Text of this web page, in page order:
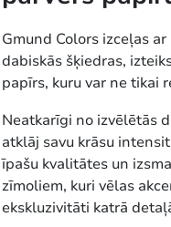
Gmund Colors izceļas
dabiskās šķiedras,
papīrs, kuru var ne tikai
Neatkarīgi no izvēlētās
atklāj savu krāsu
īpašu kvalitātes un
zīmoliem, kuri vēlas
ekskluzivitāti katrā